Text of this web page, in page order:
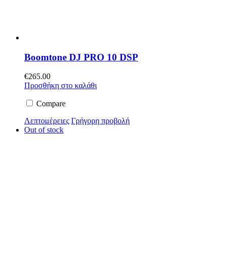
Boomtone DJ PRO 10 DSP
€265.00
Προσθήκη στο καλάθι
Compare
Λεπτομέρειες Γρήγορη προβολή
Out of stock